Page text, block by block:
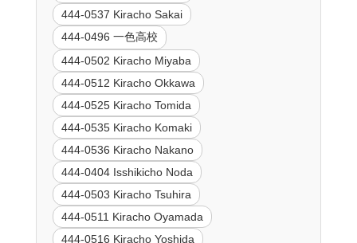
444-0537 Kiracho Sakai
444-0496 一色高校
444-0502 Kiracho Miyaba
444-0512 Kiracho Okkawa
444-0525 Kiracho Tomida
444-0535 Kiracho Komaki
444-0536 Kiracho Nakano
444-0404 Isshikicho Noda
444-0503 Kiracho Tsuhira
444-0511 Kiracho Oyamada
444-0516 Kiracho Yoshida